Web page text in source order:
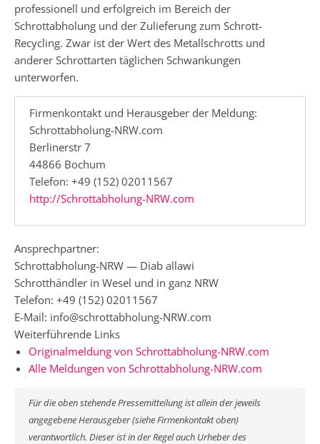
professionell und erfolgreich im Bereich der
Schrottabholung und der Zulieferung zum Schrott-
Recycling. Zwar ist der Wert des Metallschrotts und
anderer Schrottarten täglichen Schwankungen
unterworfen.
Firmenkontakt und Herausgeber der Meldung:
Schrottabholung-NRW.com
Berlinerstr 7
44866 Bochum
Telefon: +49 (152) 02011567
http://Schrottabholung-NRW.com
Ansprechpartner:
Schrottabholung-NRW — Diab allawi
Schrotthändler in Wesel und in ganz NRW
Telefon: +49 (152) 02011567
E-Mail: info@schrottabholung-NRW.com
Weiterführende Links
Originalmeldung von Schrottabholung-NRW.com
Alle Meldungen von Schrottabholung-NRW.com
Für die oben stehende Pressemitteilung ist allein der jeweils
angegebene Herausgeber (siehe Firmenkontakt oben)
verantwortlich. Dieser ist in der Regel auch Urheber des